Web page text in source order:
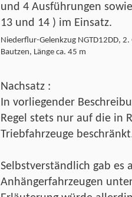
und 4 Ausführungen
13 und 14 ) im Einsatz.
Niederflur-Gelenkzug NGTD12DD,
Bautzen, Länge ca. 45 m
Nachsatz :
In vorliegender
Regel stets nur auf die in
Triebfahrzeuge
Selbstverständlich gab es
Anhängerfahrzeugen